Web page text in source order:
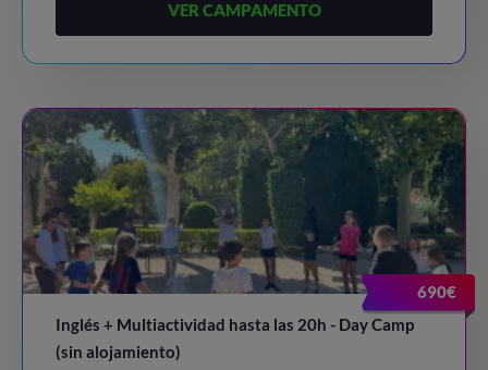
VER CAMPAMENTO
690€
Inglés + Multiactividad hasta las 20h - Day Camp
(sin alojamiento)